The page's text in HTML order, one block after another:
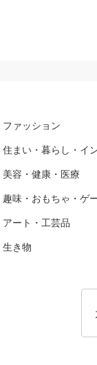
ファッション
住まい・暮らし・イ
美容・健康・医療
趣味・おもちゃ・ゲ
アート・工芸品
生き物